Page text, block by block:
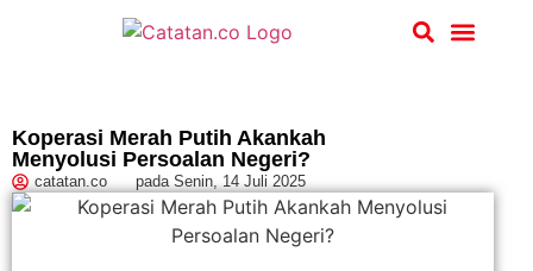
Koperasi Merah Putih Akankah
Menyolusi Persoalan Negeri?
catatan.co pada Senin, 14 Juli 2025